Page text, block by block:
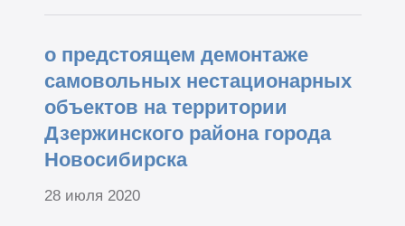
о предстоящем демонтаже
самовольных нестационарных
объектов на территории
Дзержинского района города
Новосибирска
28 июля 2020